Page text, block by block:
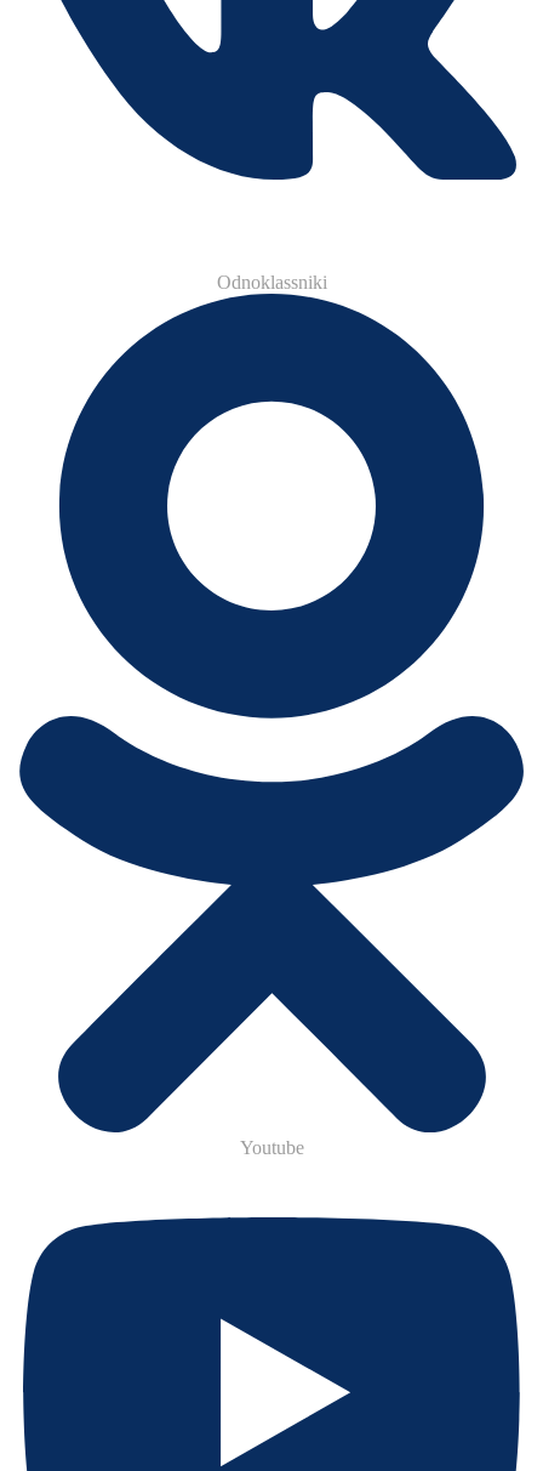
Odnoklassniki
Youtube